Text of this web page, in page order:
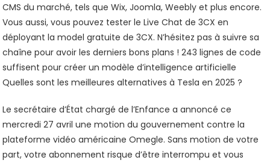
CMS du marché, tels que Wix, Joomla, Weebly et plus encore.
Vous aussi, vous pouvez tester le Live Chat de 3CX en
déployant la model gratuite de 3CX. N’hésitez pas à suivre sa
chaîne pour avoir les derniers bons plans ! 243 lignes de code
suffisent pour créer un modèle d’intelligence artificielle
Quelles sont les meilleures alternatives à Tesla en 2025 ?
Le secrétaire d’État chargé de l’Enfance a annoncé ce
mercredi 27 avril une motion du gouvernement contre la
plateforme vidéo américaine Omegle. Sans motion de votre
part, votre abonnement risque d’être interrompu et vous